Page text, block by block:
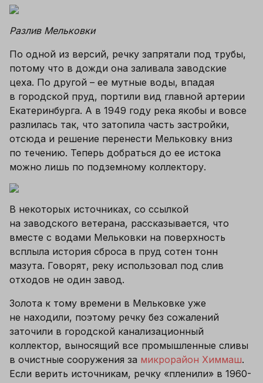
Разлив Мельковки
По одной из версий, речку запрятали под трубы,
потому что в дожди она заливала заводские
цеха. По другой – ее мутные воды, впадая
в городской пруд, портили вид главной артерии
Екатеринбурга. А в 1949 году река якобы и вовсе
разлилась так, что затопила часть застройки,
отсюда и решение перенести Мельковку вниз
по течению. Теперь добраться до ее истока
можно лишь по подземному коллектору.
В некоторых источниках, со ссылкой
на заводского ветерана, рассказывается, что
вместе с водами Мельковки на поверхность
всплыла история сброса в пруд сотен тонн
мазута. Говорят, реку использовал под слив
отходов не один завод.
Золота к тому времени в Мельковке уже
не находили, поэтому речку без сожалений
заточили в городской канализационный
коллектор, выносящий все промышленные сливы
в очистные сооружения за микрорайон Химмаш.
Если верить источникам, речку «пленили» в 1960-